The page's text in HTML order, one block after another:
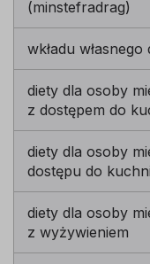
(minstefradrag)
wkładu
diety dla osoby
z dostępem do
diety dla osoby
dostępu do kuchni
diety dla osoby
z wyżywieniem